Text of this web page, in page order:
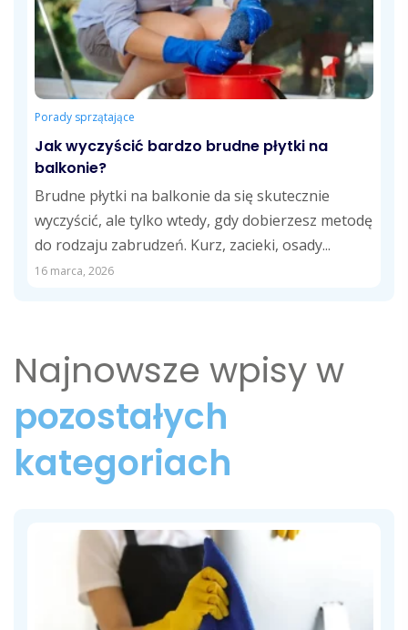
Porady sprzątające
Jak wyczyścić bardzo brudne płytki na
balkonie?
Brudne płytki na balkonie da się skutecznie
wyczyścić, ale tylko wtedy, gdy dobierzesz metodę
do rodzaju zabrudzeń. Kurz, zacieki, osady...
16 marca, 2026
Najnowsze wpisy w
pozostałych
kategoriach